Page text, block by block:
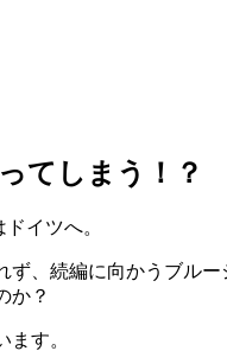
てしまう！？
イツへ。
ず、続編に向かうブル
か？
す。